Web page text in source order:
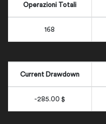
Operazioni Totali
168
Current Drawdown
-285.00 $